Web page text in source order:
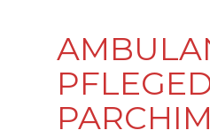
PARCHIM